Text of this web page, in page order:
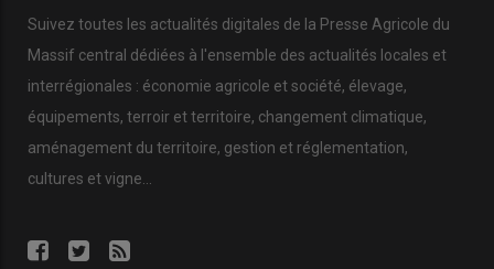
Suivez toutes les actualités digitales de la Presse Agricole du
Massif central dédiées à l'ensemble des actualités locales et
interrégionales : économie agricole et société, élevage,
équipements, terroir et territoire, changement climatique,
aménagement du territoire, gestion et réglementation,
cultures et vigne...